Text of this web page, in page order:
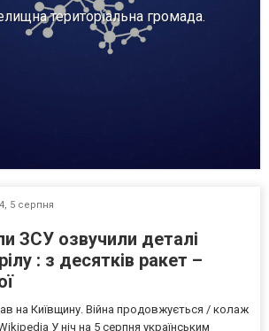
територіальна громада.
5 серпня
ЗСУ озвучили деталі
: з десятків ракет –
на Київщину. Війна продовжується / колаж
У ніч на 5 серпня українським